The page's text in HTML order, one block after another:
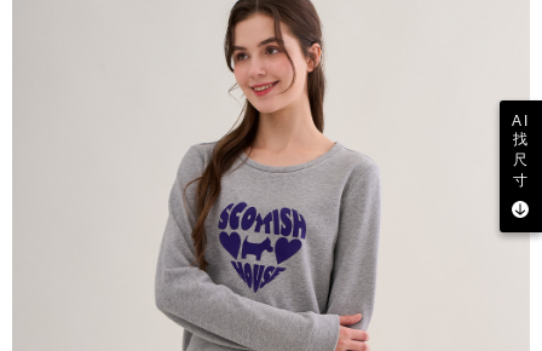
AI
找
尺
寸